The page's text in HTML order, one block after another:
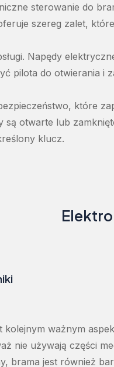
sterowanie do
szereg zalet, które
. Napędy
pilota do otwierania i
, które
są otwarte lub
klucz.
kolejnym ważnym
nie używają części
, brama jest również